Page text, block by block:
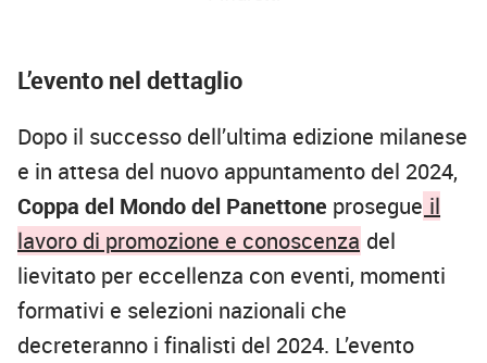
L’evento nel dettaglio
Dopo il successo dell’ultima edizione milanese
e in attesa del nuovo appuntamento del 2024,
Coppa del Mondo del Panettone prosegue il
lavoro di promozione e conoscenza del
lievitato per eccellenza con eventi, momenti
formativi e selezioni nazionali che
decreteranno i finalisti del 2024. L’evento